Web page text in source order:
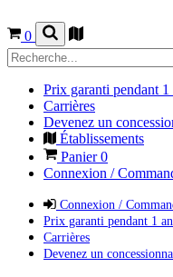
0
Prix garanti pendant 1
Carrières
Devenez un
Établissements
Panier0
Connexion /
Connexion /
Prix garanti pendant 1 an
Carrières
Devenez un